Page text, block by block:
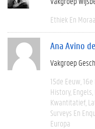
Ethiek En
Ana Avino
Vakgroep
15de Eeuw
History Engels
Kwantitatief
Surveys En
Europa